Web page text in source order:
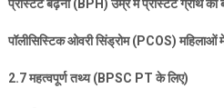
प्रोस्टेट बढ़ना ( BPH)उम्र में प्रोस्टेट ग्रंथि का
पॉलीसिस्टिक ओवरी सिंड्रोम (PCOS)महिलाओं
2.7महत्वपूर्ण तथ्य (BPSC PTके लिए)